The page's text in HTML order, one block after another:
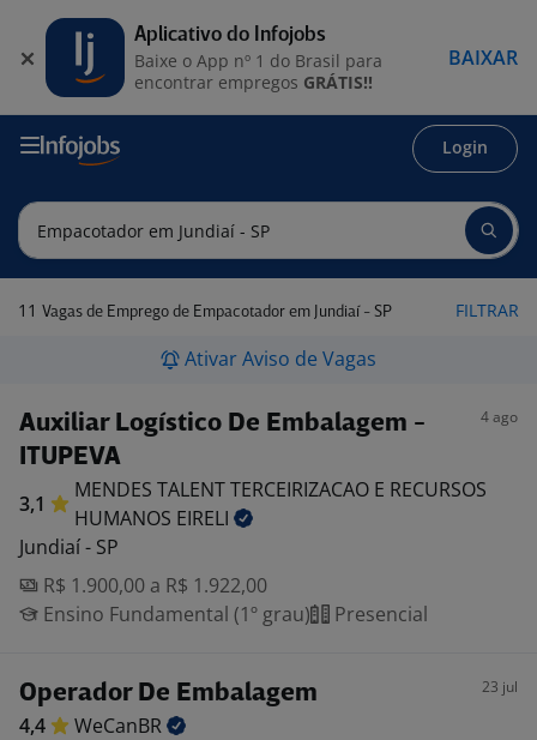
Login
11 Vagas de Emprego de Empacotador em Jundiaí - SP FILTRAR
Ativar Aviso de Vagas
Auxiliar Logístico De Embalagem -
ITUPEVA
4 ago
3,1
MENDES TALENT TERCEIRIZACAO E RECURSOS
HUMANOS EIRELI
Jundiaí - SP
R$ 1.900,00 a R$ 1.922,00
Ensino Fundamental (1º grau)
Presencial
Operador De Embalagem 23 jul
4,4
WeCanBR
Aplicativo do Infojobs
Baixe o App nº 1 do Brasil para
encontrar empregos GRÁTIS!!
BAIXAR